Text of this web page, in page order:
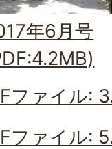
年6月号
ファイル:
ファイル: